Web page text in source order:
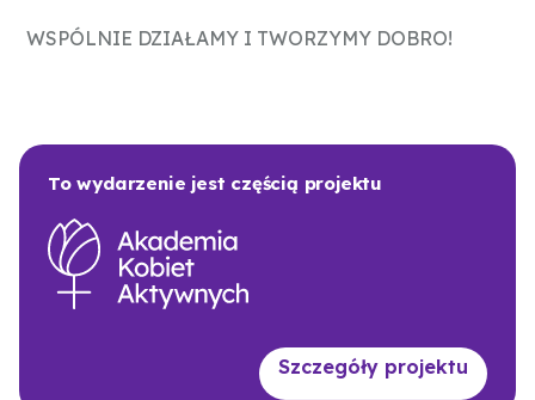
WSPÓLNIE DZIAŁAMY I TWORZYMY DOBRO!
To wydarzenie jest częścią projektu
Szczegóły projektu